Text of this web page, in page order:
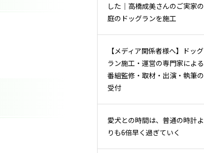
した｜高橋成美さんのご実家の
庭のドッグランを施工
【メディア関係者様へ】ドッグ
ラン施工・運営の専門家による
番組監修・取材・出演・執筆の
受付
愛犬との時間は、普通の時計よ
りも6倍早く過ぎていく